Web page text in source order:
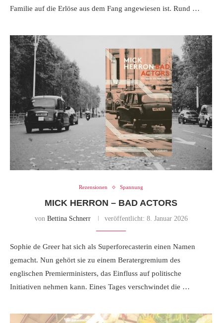
Familie auf die Erlöse aus dem Fang angewiesen ist. Rund …
Rezensionen Spannung
MICK HERRON – BAD ACTORS
von Bettina Schnerr veröffentlicht: 8. Januar 2026
Sophie de Greer hat sich als Superforecasterin einen Namen
gemacht. Nun gehört sie zu einem Beratergremium des
englischen Premierministers, das Einfluss auf politische
Initiativen nehmen kann. Eines Tages verschwindet die …